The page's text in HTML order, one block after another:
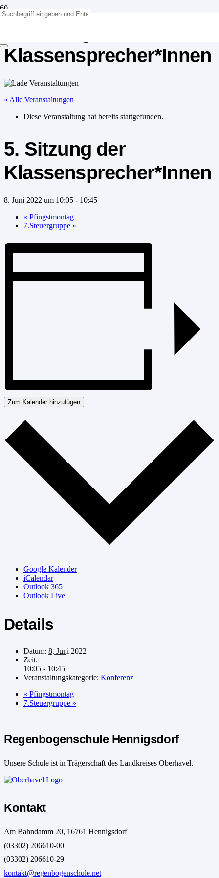
Klassensprecher*Innen
« Alle Veranstaltungen
Diese Veranstaltung hat bereits stattgefunden.
5. Sitzung der
Klassensprecher*Innen
8. Juni 2022 um 10:05 - 10:45
« Pfingstmontag
7.Steuergruppe »
Zum Kalender hinzufügen
Google Kalender
iCalendar
Outlook 365
Outlook Live
Details
Datum: 8. Juni 2022
Zeit:
10:05 - 10:45
Veranstaltungskategorie: Konferenz
« Pfingstmontag
7.Steuergruppe »
Regenbogenschule Hennigsdorf
Unsere Schule ist in Trägerschaft des Landkreises Oberhavel.
Kontakt
Am Bahndamm 20, 16761 Hennigsdorf
(03302) 206610-00
(03302) 206610-29
kontakt@regenbogenschule.net